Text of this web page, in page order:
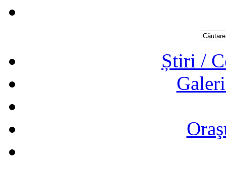
Știri /